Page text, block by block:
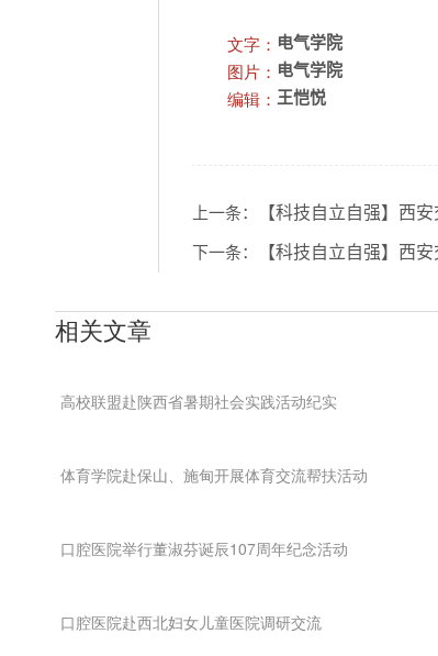
文字： 电气学院
图片： 电气学院
编辑： 王恺悦
上一条： 【科技自立自强】西
下一条： 【科技自立自强】西
相关文章
高校联盟赴陕西省暑期社会实践活动纪实
体育学院赴保山、施甸开展体育交流帮扶活动
口腔医院举行董淑芬诞辰107周年纪念活动
口腔医院赴西北妇女儿童医院调研交流